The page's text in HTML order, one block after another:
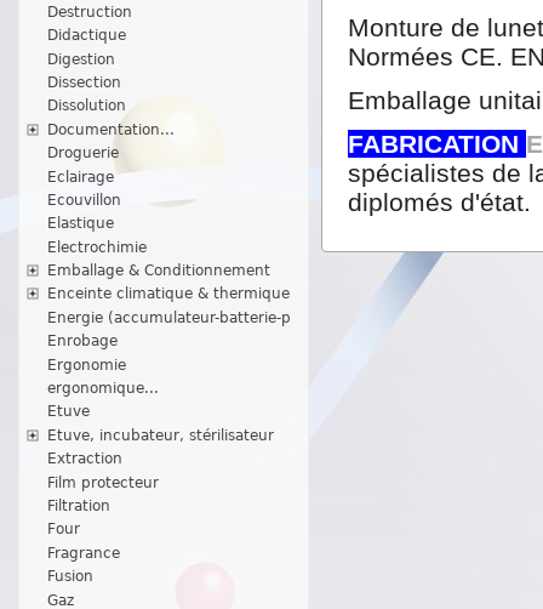
Destruction
Didactique
Digestion
Dissection
Dissolution
Documentation...
Droguerie
Eclairage
Ecouvillon
Elastique
Electrochimie
Emballage & Conditionnement
Enceinte climatique & thermique
Energie (accumulateur-batterie-p
Enrobage
Ergonomie
ergonomique...
Etuve
Etuve, incubateur, stérilisateur
Extraction
Film protecteur
Filtration
Four
Fragrance
Fusion
Gaz
Monture de
Normées CE.
Emballage
FABRICATION
spécialistes de
diplomés d'état.